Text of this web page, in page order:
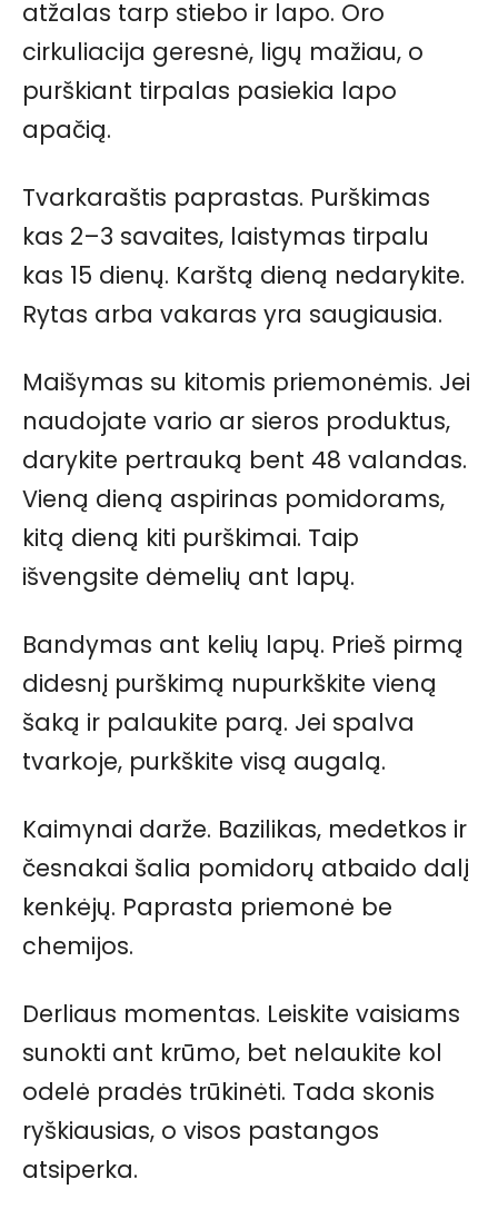
atžalas tarp stiebo ir lapo. Oro
cirkuliacija geresnė, ligų mažiau, o
purškiant tirpalas pasiekia lapo
apačią.
Tvarkaraštis paprastas. Purškimas
kas 2–3 savaites, laistymas tirpalu
kas 15 dienų. Karštą dieną nedarykite.
Rytas arba vakaras yra saugiausia.
Maišymas su kitomis priemonėmis. Jei
naudojate vario ar sieros produktus,
darykite pertrauką bent 48 valandas.
Vieną dieną aspirinas pomidorams,
kitą dieną kiti purškimai. Taip
išvengsite dėmelių ant lapų.
Bandymas ant kelių lapų. Prieš pirmą
didesnį purškimą nupurkškite vieną
šaką ir palaukite parą. Jei spalva
tvarkoje, purkškite visą augalą.
Kaimynai darže. Bazilikas, medetkos ir
česnakai šalia pomidorų atbaido dalį
kenkėjų. Paprasta priemonė be
chemijos.
Derliaus momentas. Leiskite vaisiams
sunokti ant krūmo, bet nelaukite kol
odelė pradės trūkinėti. Tada skonis
ryškiausias, o visos pastangos
atsiperka.